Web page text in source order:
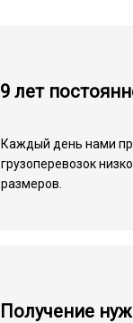
9 лет
Каждый день нами
грузоперевозок
размеров.
Получение